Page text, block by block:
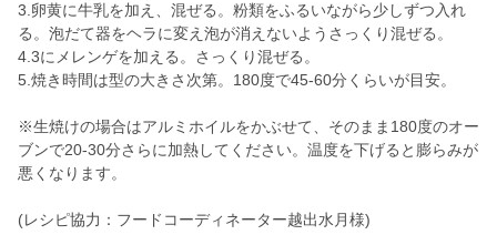
3.卵黄に牛乳を加え、混ぜる。粉類をふるいながら少しずつ入れ
る。泡だて器をヘラに変え泡が消えないようさっくり混ぜる。
4.3にメレンゲを加える。さっくり混ぜる。
5.焼き時間は型の大きさ次第。180度で45-60分くらいが目安。
※生焼けの場合はアルミホイルをかぶせて、そのまま180度のオー
ブンで20-30分さらに加熱してください。温度を下げると膨らみが
悪くなります。
(レシピ協力：フードコーディネーター越出水月様)